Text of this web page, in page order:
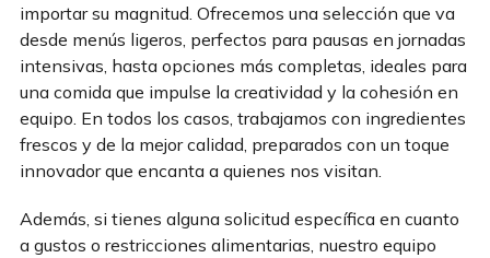
importar su magnitud. Ofrecemos una selección que va
desde menús ligeros, perfectos para pausas en jornadas
intensivas, hasta opciones más completas, ideales para
una comida que impulse la creatividad y la cohesión en
equipo. En todos los casos, trabajamos con ingredientes
frescos y de la mejor calidad, preparados con un toque
innovador que encanta a quienes nos visitan.
Además, si tienes alguna solicitud específica en cuanto
a gustos o restricciones alimentarias, nuestro equipo